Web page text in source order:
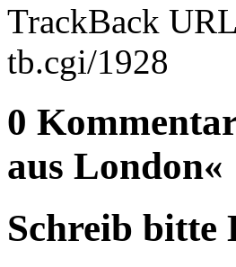
TrackBack
tb.cgi/1928
0
aus London«
Schreib bitte